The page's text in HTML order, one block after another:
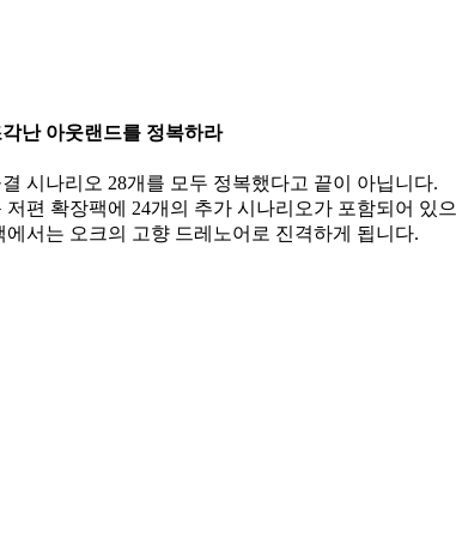
난 아웃랜드를 정복하라
시나리오 28개를 모두 정복했다고 끝이 아닙니다.
저편 확장팩에 24개의 추가 시나리오가 포함되어 있으
에서는 오크의 고향 드레노어로 진격하게 됩니다.